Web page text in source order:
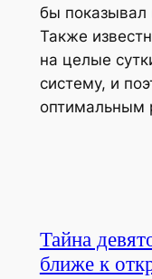
бы показывал
Также
на целые
систему, и
оптимальным
Тайна
ближе к